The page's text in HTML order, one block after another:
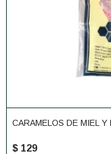
CARAMELOS DE MIEL
$ 129